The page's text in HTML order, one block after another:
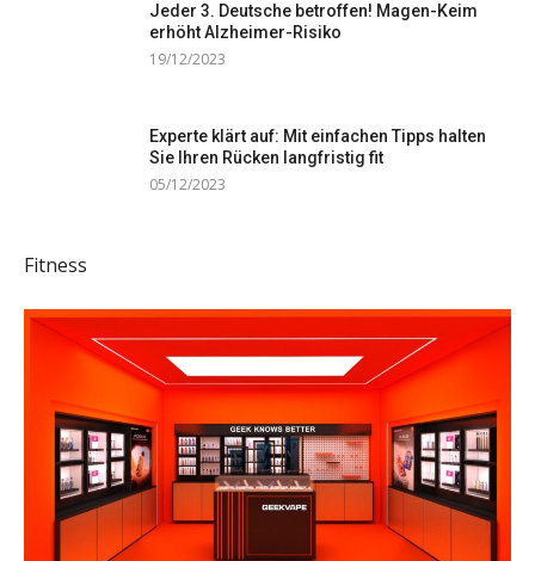
Jeder 3. Deutsche betroffen! Magen-Keim
erhöht Alzheimer-Risiko
19/12/2023
Experte klärt auf: Mit einfachen Tipps halten
Sie Ihren Rücken langfristig fit
05/12/2023
Fitness